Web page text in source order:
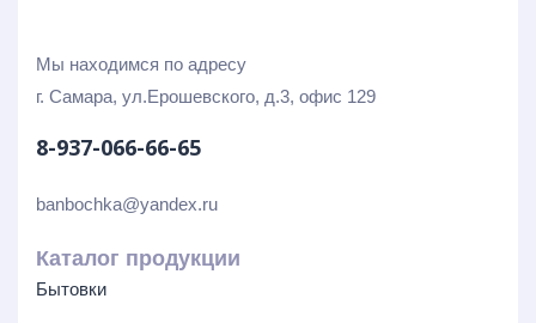
Мы находимся по адресу
г. Самара, ул.Ерошевского, д.3, офис 129
8-937-066-66-65
banbochka@yandex.ru
Каталог продукции
Бытовки